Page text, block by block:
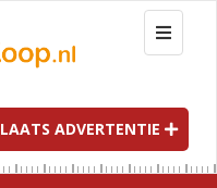
T
o
g
l
e
n
ADVERTENTIE